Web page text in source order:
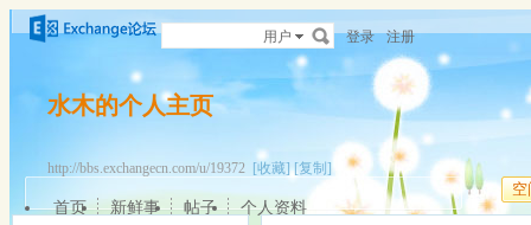
用户 登录 注册
水木的个人主页
http://bbs.exchangecn.com/u/19372 [收藏] [复制]
空
首页 新鲜事 帖子 个人资料